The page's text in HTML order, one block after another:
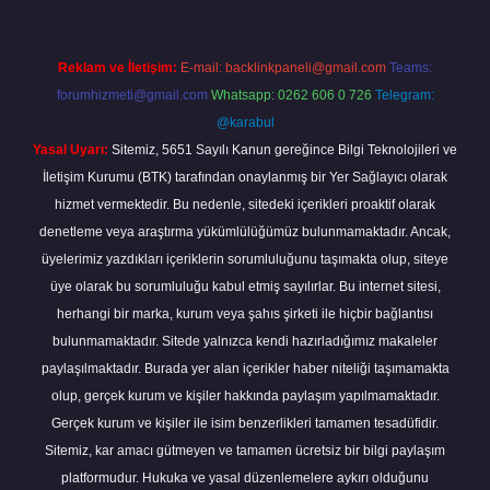
Reklam ve İletişim: E-mail: backlinkpaneli@gmail.com Teams:
forumhizmeti@gmail.com Whatsapp: 0262 606 0 726 Telegram:
@karabul
Yasal Uyarı: Sitemiz, 5651 Sayılı Kanun gereğince Bilgi Teknolojileri ve
İletişim Kurumu (BTK) tarafından onaylanmış bir Yer Sağlayıcı olarak
hizmet vermektedir. Bu nedenle, sitedeki içerikleri proaktif olarak
denetleme veya araştırma yükümlülüğümüz bulunmamaktadır. Ancak,
üyelerimiz yazdıkları içeriklerin sorumluluğunu taşımakta olup, siteye
üye olarak bu sorumluluğu kabul etmiş sayılırlar. Bu internet sitesi,
herhangi bir marka, kurum veya şahıs şirketi ile hiçbir bağlantısı
bulunmamaktadır. Sitede yalnızca kendi hazırladığımız makaleler
paylaşılmaktadır. Burada yer alan içerikler haber niteliği taşımamakta
olup, gerçek kurum ve kişiler hakkında paylaşım yapılmamaktadır.
Gerçek kurum ve kişiler ile isim benzerlikleri tamamen tesadüfidir.
Sitemiz, kar amacı gütmeyen ve tamamen ücretsiz bir bilgi paylaşım
platformudur. Hukuka ve yasal düzenlemelere aykırı olduğunu